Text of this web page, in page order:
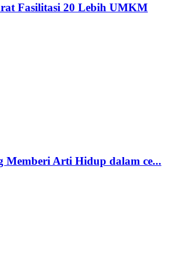
Fasilitasi 20 Lebih UMKM
Memberi Arti Hidup dalam ce...